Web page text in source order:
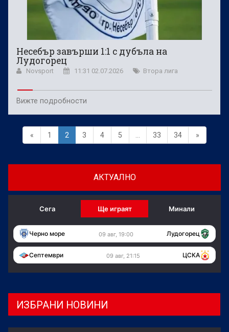
Несебър завърши 1:1 с дубъла на
Лудогорец
Novsport 11:31 02.07.2026 Втора лига
Вижте подробности
« 1 2 3 4 5 33 34 »
АКТУАЛНО
Сега Ще играят Минали
Черно море 09 авг, 19:00 Лудогорец
Септември 09 авг, 21:15 ЦСКА
ИЗБРАНИ НОВИНИ